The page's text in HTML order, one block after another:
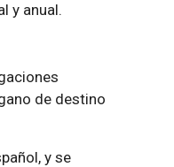
y anual.
de destino
y se